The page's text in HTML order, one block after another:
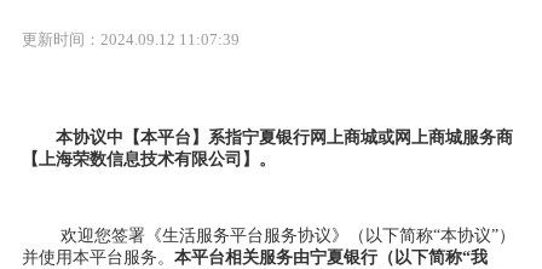
更新时间：2024.09.12 11:07:39
本协议中【本平台】系指宁夏银行网上商城或网上商城服务商
【上海荣数信息技术有限公司】。
欢迎您签署《生活服务平台服务协议》（以下简称“本协议”）
并使用本平台服务。 本平台相关服务由宁夏银行（以下简称“我